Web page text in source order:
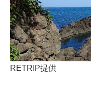
RETRIP提供